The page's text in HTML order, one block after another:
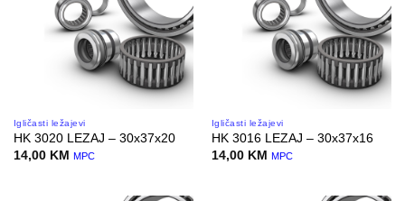
Igličasti ležajevi
HK 3020 LEZAJ – 30x37x20
14,00 KM MPC
Igličasti ležajevi
HK 3016 LEZAJ – 30x37x16
14,00 KM MPC